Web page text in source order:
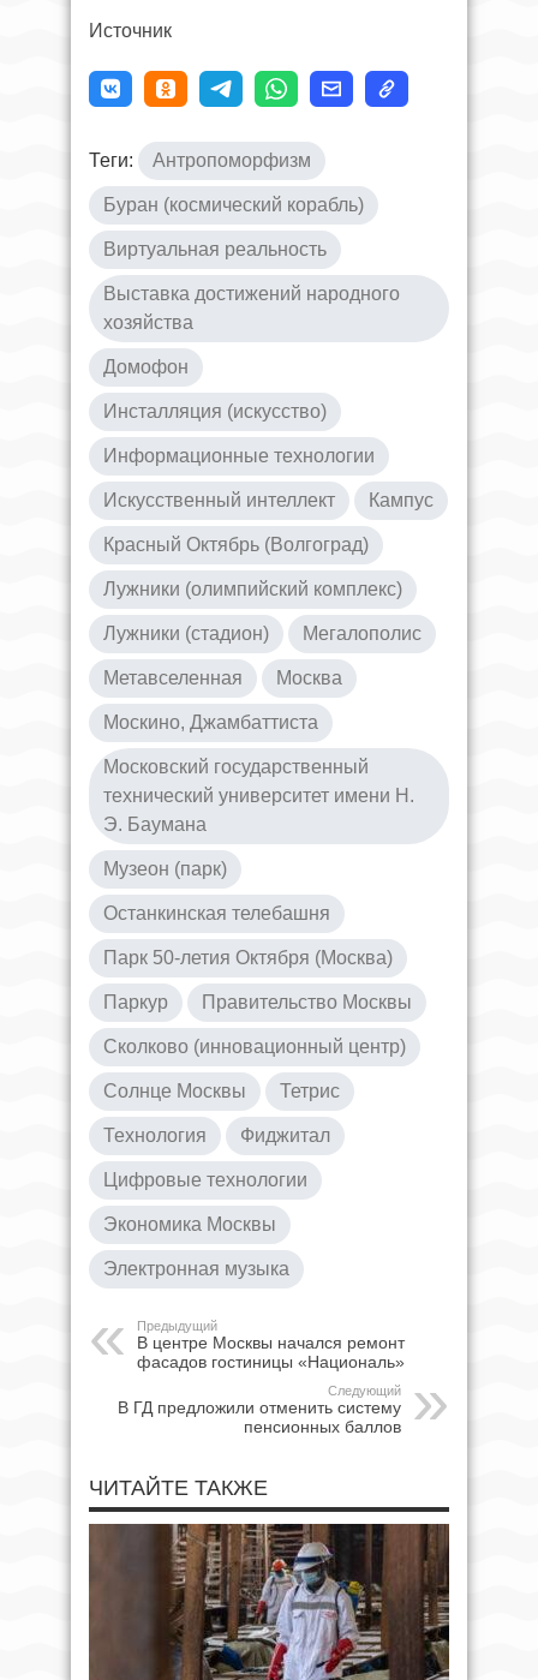
Источник
Теги: Антропоморфизм
Буран (космический корабль)
Виртуальная реальность
Выставка достижений народного
хозяйства
Домофон
Инсталляция (искусство)
Информационные технологии
Искусственный интеллект Кампус
Красный Октябрь (Волгоград)
Лужники (олимпийский комплекс)
Лужники (стадион) Мегалополис
Метавселенная Москва
Москино, Джамбаттиста
Московский государственный
технический университет имени Н.
Э. Баумана
Музеон (парк)
Останкинская телебашня
Парк 50-летия Октября (Москва)
Паркур Правительство Москвы
Сколково (инновационный центр)
Солнце Москвы Тетрис
Технология Фиджитал
Цифровые технологии
Экономика Москвы
Электронная музыка
Предыдущий
В центре Москвы начался ремонт
фасадов гостиницы «Националь»
Следующий
В ГД предложили отменить систему
пенсионных баллов
ЧИТАЙТЕ ТАКЖЕ